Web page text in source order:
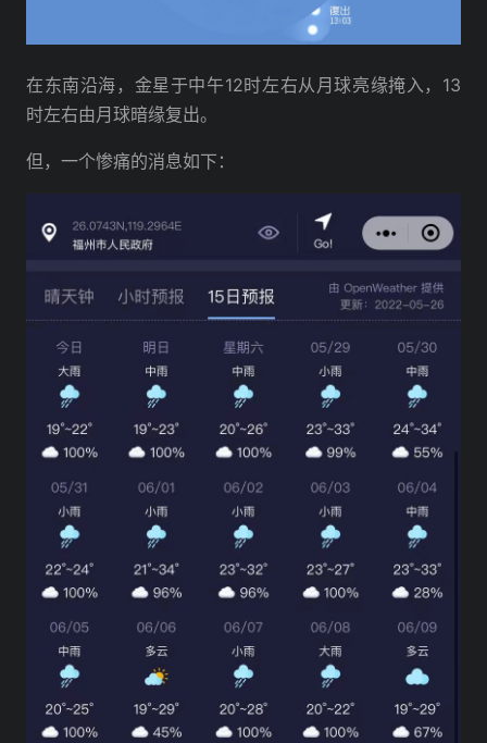
在东南沿海，金星于中午12时左右从月球亮缘掩入，13
时左右由月球暗缘复出。
但，一个惨痛的消息如下：